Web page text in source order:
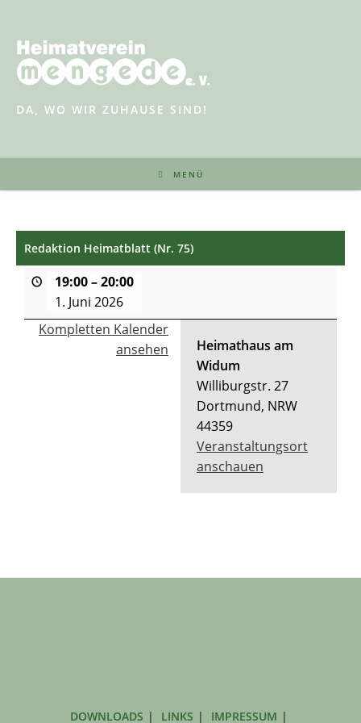
springen
DA, WO WIR ZUHAUSE SIND!
MENÜ
Redaktion Heimatblatt (Nr. 75)
19:00–20:00
1. Juni 2026
Heimathaus am
Widum
Williburgstr. 27
Dortmund, NRW
44359
Veranstaltungsort
anschauen
Kompletten Kalender
ansehen
DOWNLOADS LINKS IMPRESSUM